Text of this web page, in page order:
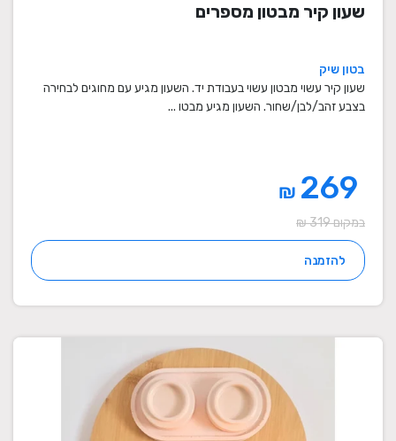
שעון קיר מבטון מספרים
בטון שיק
שעון קיר עשוי מבטון עשוי בעבודת יד. השעון מגיע עם מחוגים לבחירה
בצבע זהב/לבן/שחור. השעון מגיע מבטו ...
₪
במקום 319 ₪
להזמנה